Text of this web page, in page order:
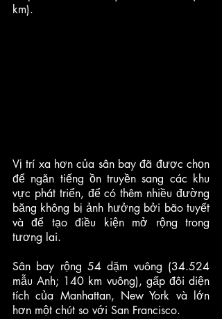
km).
Vị trí xa hơn của sân bay đã được chọn
để ngăn tiếng ồn truyền sang các khu
vực phát triển, để có thêm nhiều đường
băng không bị ảnh hưởng bởi bão tuyết
và để tạo điều kiện mở rộng trong
tương lai.
Sân bay rộng 54 dặm vuông (34.524
mẫu Anh; 140 km vuông), gấp đôi diện
tích của Manhattan, New York và lớn
hơn một chút so với San Francisco.